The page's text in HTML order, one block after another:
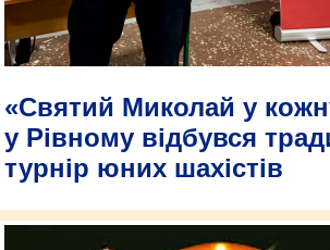
«Святий Миколай у
у Рівному відбувся
турнір юних шахістів